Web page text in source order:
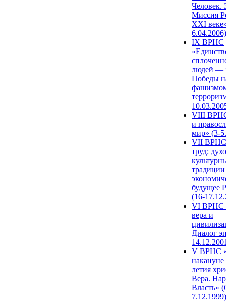
Человек.
Миссия
XXI
6.04.2006)
IX ВРНС
людей —
Победы
VIII
и
мир» (3-
VII ВРНС
труд:
будущее
(16-
VI ВРНС
вера и
Диалог
V ВРНС
накануне
летия
Вера.
Власть»
7.12.1999)